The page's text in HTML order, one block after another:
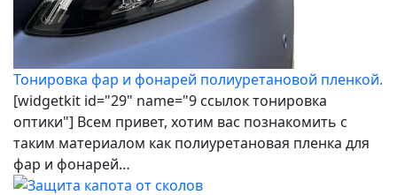
Тонировка фар и фонарей полиуретановой пленкой.
[widgetkit id="29" name="9 ссылок тонировка
оптики"] Всем привет, хотим вас познакомить с
таким материалом как полиуретановая пленка для
фар и фонарей…